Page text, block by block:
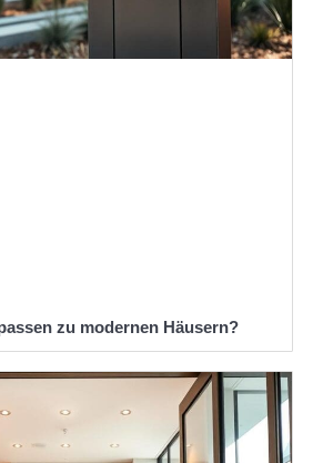
zu modernen Häusern?